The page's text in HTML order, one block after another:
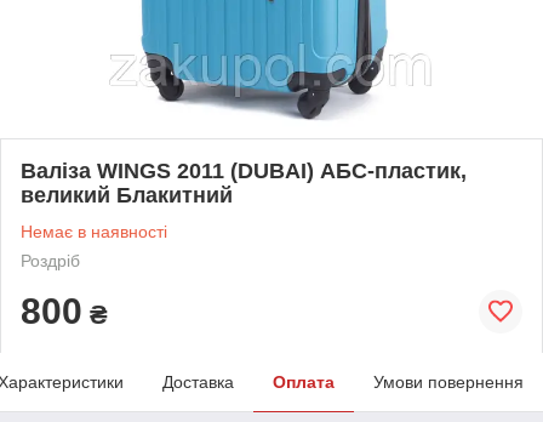
Валіза WINGS 2011 (DUBAI) АБС-пластик,
великий Блакитний
Немає в наявності
Роздріб
800 ₴
Доставка Оплата Умови повернення